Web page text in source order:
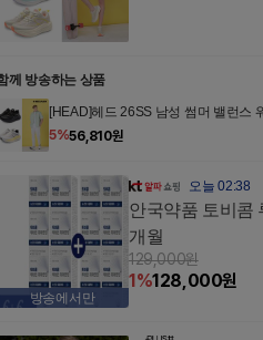
께 방송하는 상품
[HEAD]헤드 26SS 남성 썸머 밸런스
5%56,810원
방송에서만
오늘 02:38
안국약품 토비콤
개월
129,000원
1%128,000원